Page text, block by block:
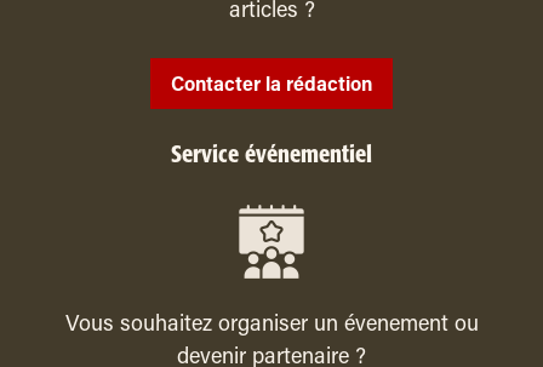
articles ?
Contacter la rédaction
Service événementiel
Vous souhaitez organiser un évenement ou
devenir partenaire ?